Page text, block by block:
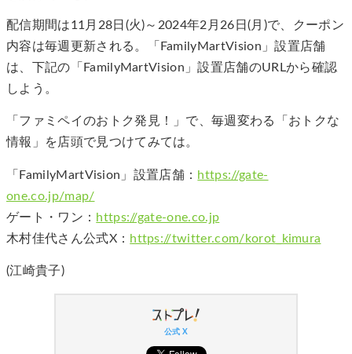
配信期間は11月28日(火)～2024年2月26日(月)で、クーポン
内容は毎週更新される。「FamilyMartVision」設置店舗
は、下記の「FamilyMartVision」設置店舗のURLから確認
しよう。
「ファミペイのおトク発見！」で、毎週変わる「おトクな
情報」を店頭で見つけてみては。
「FamilyMartVision」設置店舗： https://gate-
one.co.jp/map/
ゲート・ワン： https://gate-one.co.jp
木村佳代さん公式X： https://twitter.com/korot_kimura
(江崎貴子)
公式 X